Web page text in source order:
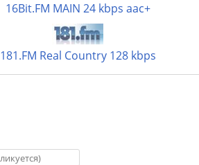
16Bit.FM MAIN 24 kbps aac+
181.FM Real Country 128 kbps